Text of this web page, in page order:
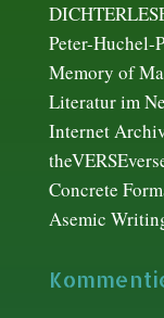
Peter-Huchel-
Memory of
Literatur im
Internet
Concrete
Asemic